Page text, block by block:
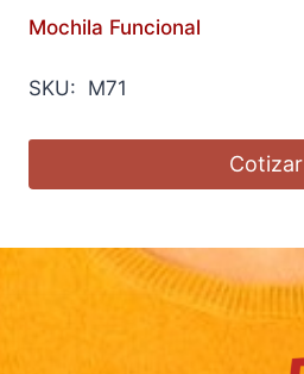
Mochila Funcional
SKU: M71
Cotizar